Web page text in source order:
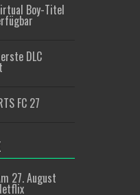
Boy-Titel
DLC
FC 27
27. August